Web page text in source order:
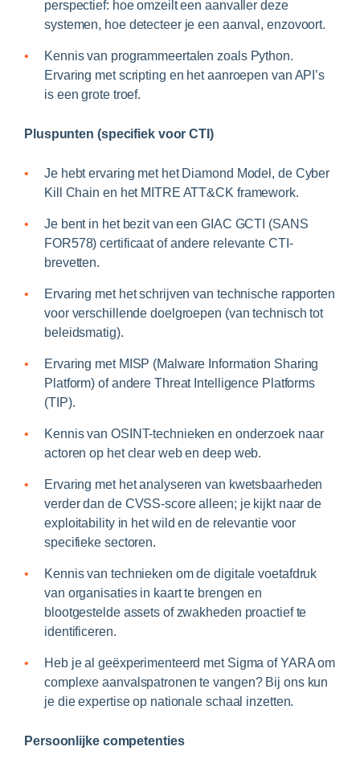
perspectief: hoe omzeilt een aanvaller deze
systemen, hoe detecteer je een aanval, enzovoort.
Kennis van programmeertalen zoals Python.
Ervaring met scripting en het aanroepen van API’s
is een grote troef.
Pluspunten (specifiek voor CTI)
Je hebt ervaring met het Diamond Model, de Cyber
Kill Chain en het MITRE ATT&CK framework.
Je bent in het bezit van een GIAC GCTI (SANS
FOR578) certificaat of andere relevante CTI-
brevetten.
Ervaring met het schrijven van technische rapporten
voor verschillende doelgroepen (van technisch tot
beleidsmatig).
Ervaring met MISP (Malware Information Sharing
Platform) of andere Threat Intelligence Platforms
(TIP).
Kennis van OSINT-technieken en onderzoek naar
actoren op het clear web en deep web.
Ervaring met het analyseren van kwetsbaarheden
verder dan de CVSS-score alleen; je kijkt naar de
exploitability in het wild en de relevantie voor
specifieke sectoren.
Kennis van technieken om de digitale voetafdruk
van organisaties in kaart te brengen en
blootgestelde assets of zwakheden proactief te
identificeren.
Heb je al geëxperimenteerd met Sigma of YARA om
complexe aanvalspatronen te vangen? Bij ons kun
je die expertise op nationale schaal inzetten.
Persoonlijke competenties